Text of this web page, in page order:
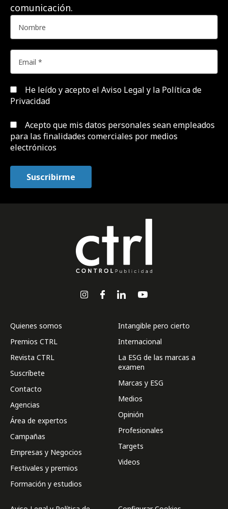
comunicación.
He leído y acepto el Aviso Legal y la Política de
Privacidad
Acepto que mis datos personales sean empleados
para las finalidades comerciales por medios
electrónicos
Quienes somos
Premios CTRL
Revista CTRL
Suscríbete
Contacto
Agencias
Área de expertos
Campañas
Empresas y Negocios
Festivales y premios
Formación y estudios
Intangible pero cierto
Internacional
La ESG de las marcas a
examen
Marcas y ESG
Medios
Opinión
Profesionales
Targets
Videos